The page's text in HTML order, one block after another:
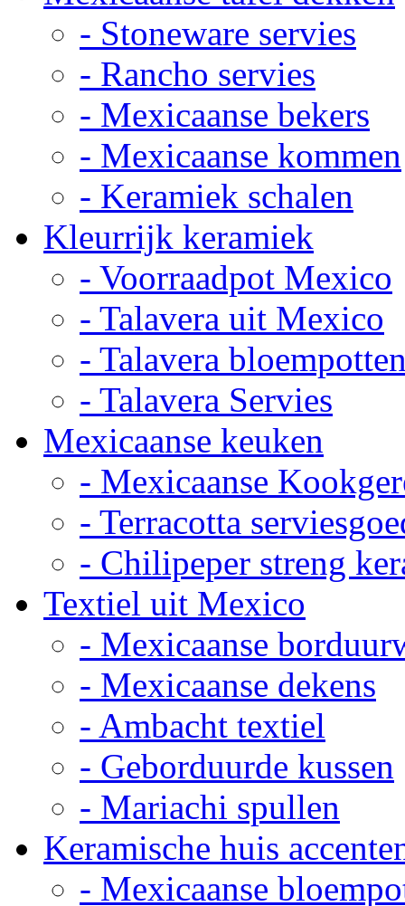
- Stoneware servies
- Rancho servies
- Mexicaanse bekers
- Mexicaanse kommen
- Keramiek schalen
Kleurrijk keramiek
- Voorraadpot Mexico
- Talavera uit Mexico
- Talavera
- Talavera Servies
Mexicaanse keuken
- Mexicaanse
- Terracotta
- Chilipeper streng
Textiel uit Mexico
- Mexicaanse
- Mexicaanse dekens
- Ambacht textiel
- Geborduurde kussen
- Mariachi spullen
Keramische huis
- Mexicaanse